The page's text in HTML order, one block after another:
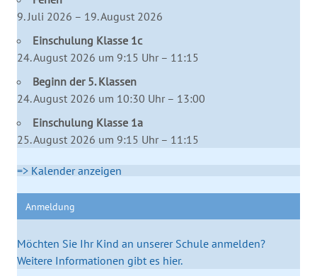
9. Juli 2026 – 19. August 2026
Einschulung Klasse 1c
24. August 2026 um 9:15 Uhr – 11:15
Beginn der 5. Klassen
24. August 2026 um 10:30 Uhr – 13:00
Einschulung Klasse 1a
25. August 2026 um 9:15 Uhr – 11:15
=> Kalender anzeigen
Anmeldung
Möchten Sie Ihr Kind an unserer Schule anmelden?
Weitere Informationen gibt es hier.